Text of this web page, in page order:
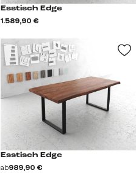
Esstisch Edge
1.589,90 €
Esstisch Edge
ab989,90 €